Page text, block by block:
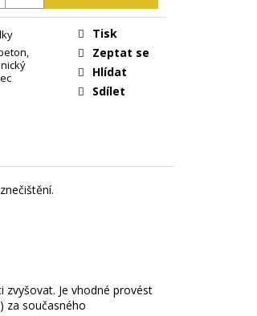
Tisk
Zeptat se
Hlídat
Sdílet
zvyšovat. Je vhodné provést
za současného